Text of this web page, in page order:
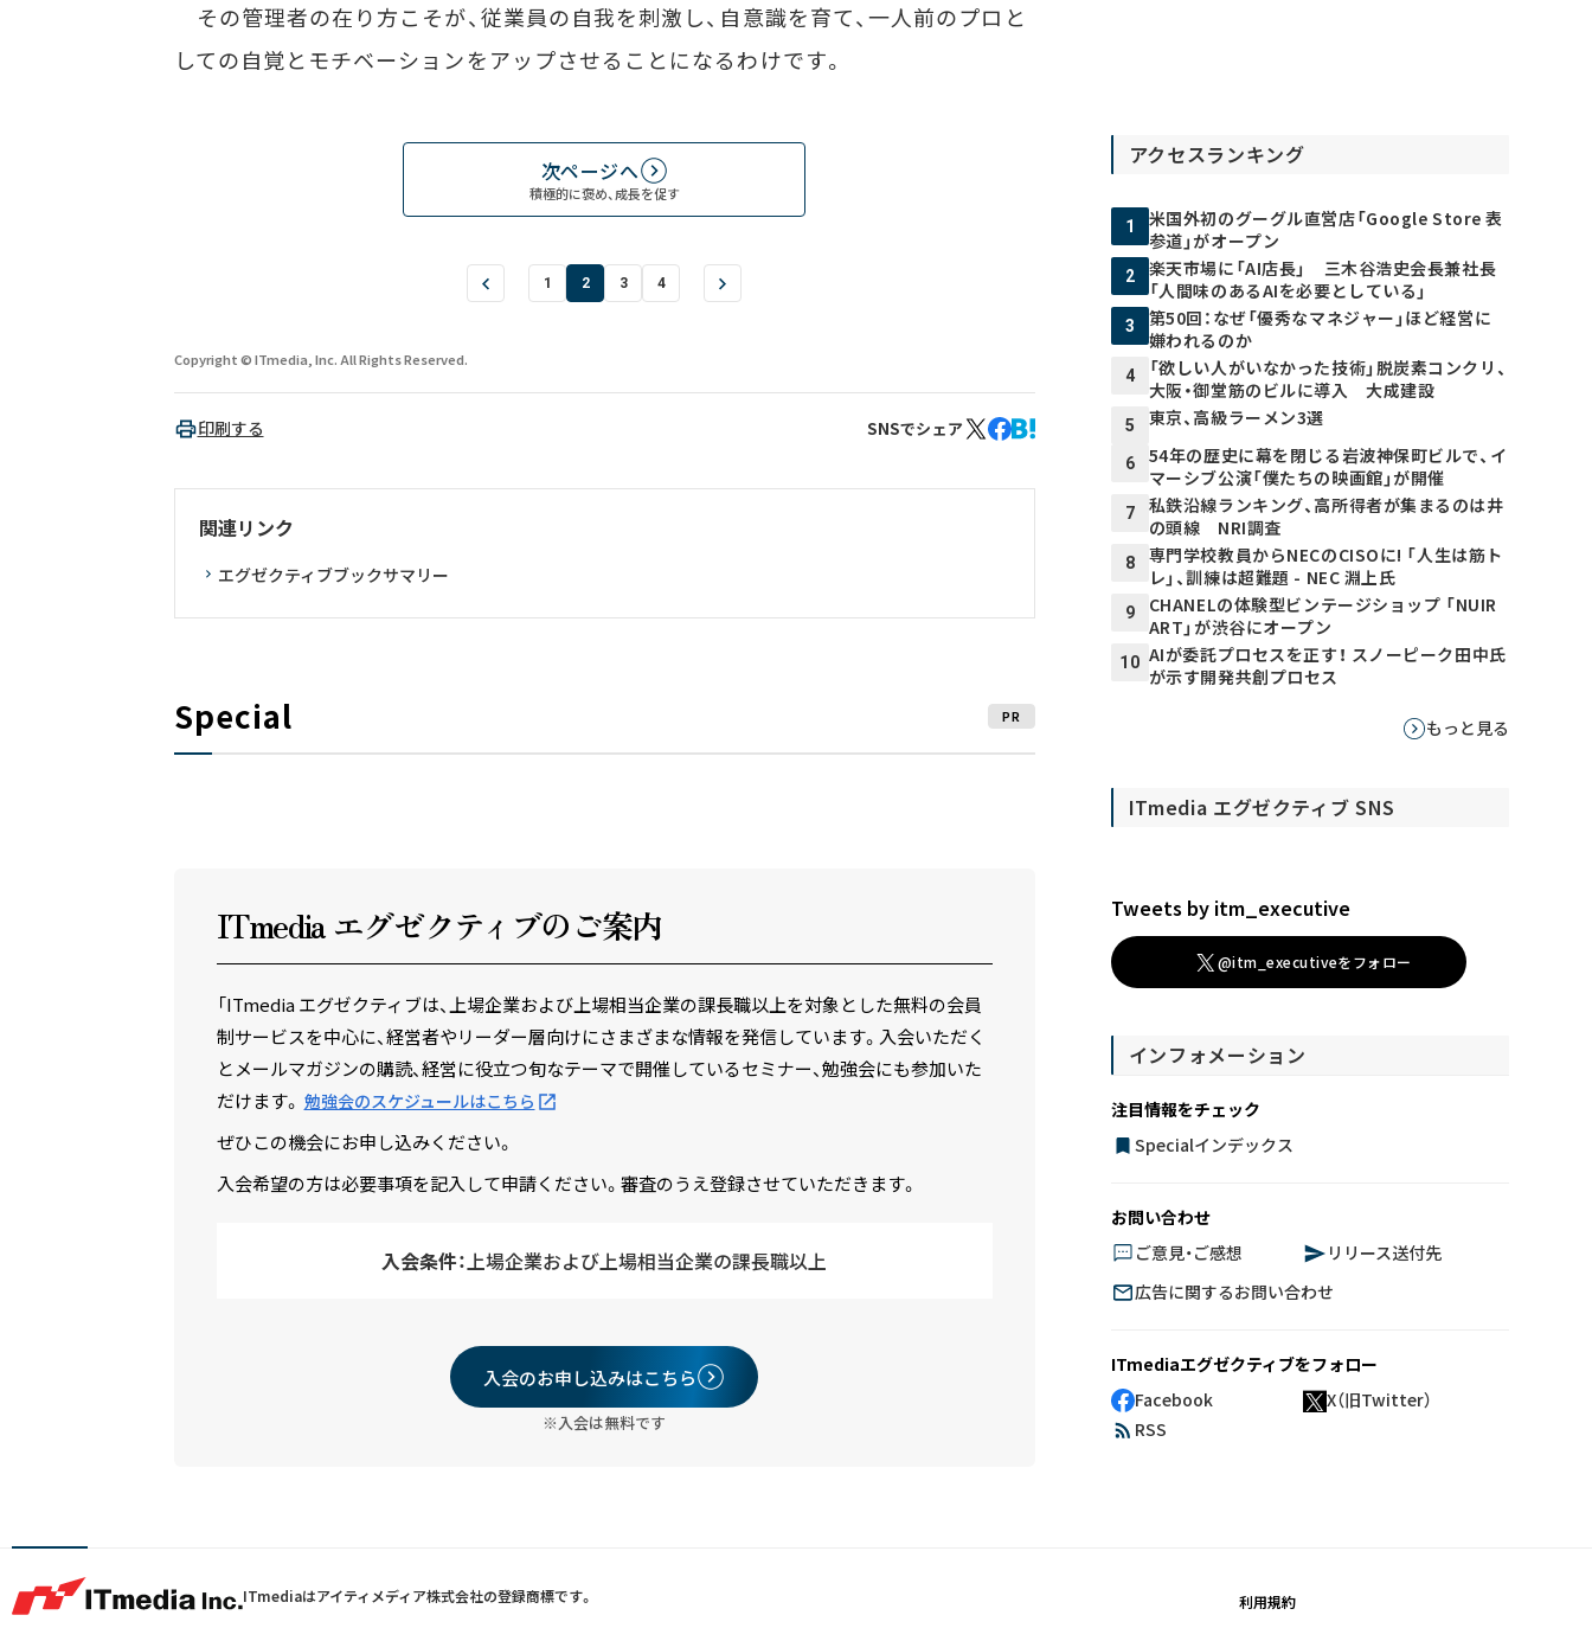
その管理者の在り方こそが、従業員の自我を刺激し、自意識を育て、一人前のプロと
しての自覚とモチベーションをアップさせることになるわけです。
次ページへ
積極的に褒め、成長を促す
1 2 3 4
Copyright © ITmedia, Inc. All Rights Reserved.
印刷する SNSでシェア
関連リンク
エグゼクティブブックサマリー
Special PR
ITmedia エグゼクティ ブのご案内
「ITmedia エグゼクティブは、上場企業および上場相当企業の課長職以上を対象とした無料の会員
制サービスを中心に、経営者やリーダー層向けにさまざまな情報を発信しています。入会いただく
とメールマガジンの購読、経営に役立つ旬なテーマで開催しているセミナー、勉強会にも参加いた
だけます。 勉強会のスケジュールはこちら
ぜひこの機会にお申し込みください。
入会希望の方は必要事項を記入して申請ください。審査のうえ登録させていただきます。
入会条件：上場企業および上場相当企業の課長職以上
入会のお申し込みはこちら
※入会は無料です
アクセスランキング
1
米国外初のグーグル直営店「Google Store 表
参道」がオープン
2
楽天市場に「AI店長」 三木谷浩史会長兼社長
「人間味のあるAIを必要としている」
3
第50回：なぜ「優秀なマネジャー」ほど経営に
嫌われるのか
4
「欲しい人がいなかった技術」脱炭素コンクリ、
大阪・御堂筋のビルに導入 大成建設
5 東京、高級ラーメン3選
6
54年の歴史に幕を閉じる岩波神保町ビルで、イ
マーシブ公演「僕たちの映画館」が開催
7
私鉄沿線ランキング、高所得者が集まるのは井
の頭線 NRI調査
8
専門学校教員からNECのCISOに! 「人生は筋ト
レ」、訓練は超難題 - NEC 淵上氏
9
CHANELの体験型ビンテージショップ 「NUIR
ART」が渋谷にオープン
10 AIが委託プロセスを正す！ スノーピーク田中氏
が示す開発共創プロセス
もっと見る
ITmedia エグゼクティブ SNS
Tweets by itm_executive
@itm_executiveをフォロー
インフォメーション
注目情報をチェック
Specialインデックス
お問い合わせ
ご意見・ご感想
リリース送付先
広告に関するお問い合わせ
ITmediaエグゼクティブをフォロー
Facebook
X（旧Twitter）
RSS
ITmediaはアイティメディア株式会社の登録商標です。 利用規約